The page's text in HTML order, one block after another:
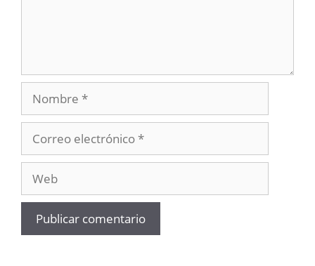
Nombre
electrónico